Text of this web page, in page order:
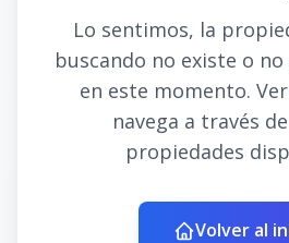
Lo sentimos, la
buscando no existe o
en este momento.
navega a través
propiedades
Volver al